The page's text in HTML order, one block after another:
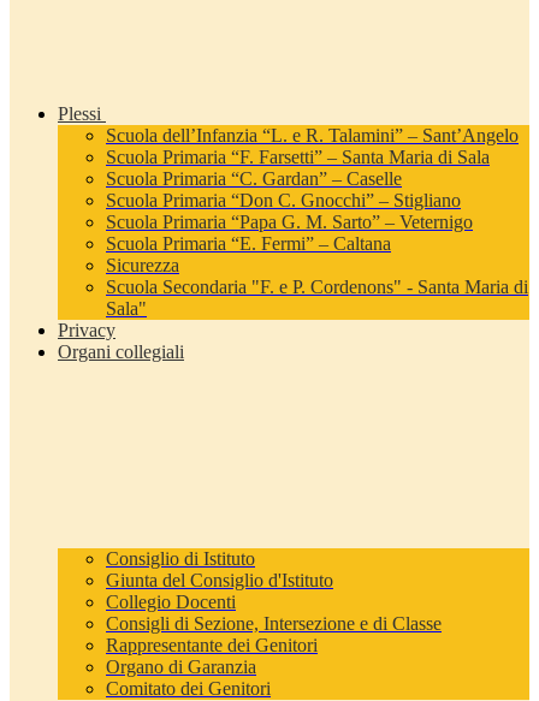
Plessi
Scuola dell’Infanzia “L. e R. Talamini” – Sant’Angelo
Scuola Primaria “F. Farsetti” – Santa Maria di Sala
Scuola Primaria “C. Gardan” – Caselle
Scuola Primaria “Don C. Gnocchi” – Stigliano
Scuola Primaria “Papa G. M. Sarto” – Veternigo
Scuola Primaria “E. Fermi” – Caltana
Sicurezza
Scuola Secondaria "F. e P. Cordenons" - Santa Maria di
Sala"
Privacy
Organi collegiali
Consiglio di Istituto
Giunta del Consiglio d'Istituto
Collegio Docenti
Consigli di Sezione, Intersezione e di Classe
Rappresentante dei Genitori
Organo di Garanzia
Comitato dei Genitori